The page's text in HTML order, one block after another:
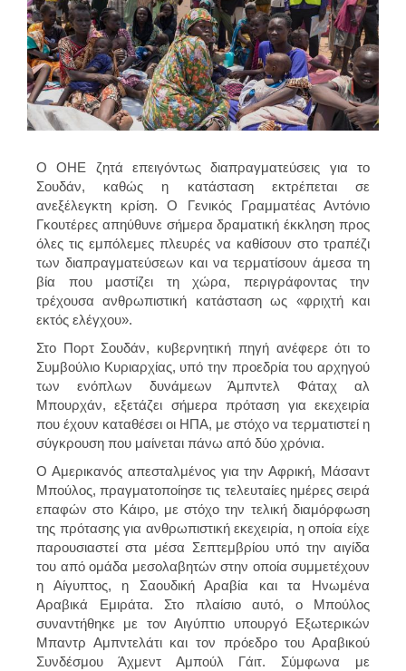
Ο ΟΗΕ ζητά επειγόντως διαπραγματεύσεις για το
Σουδάν, καθώς η κατάσταση εκτρέπεται σε
ανεξέλεγκτη κρίση. Ο Γενικός Γραμματέας Αντόνιο
Γκουτέρες απηύθυνε σήμερα δραματική έκκληση προς
όλες τις εμπόλεμες πλευρές να καθίσουν στο τραπέζι
των διαπραγματεύσεων και να τερματίσουν άμεσα τη
βία που μαστίζει τη χώρα, περιγράφοντας την
τρέχουσα ανθρωπιστική κατάσταση ως «φριχτή και
εκτός ελέγχου».
Στο Πορτ Σουδάν, κυβερνητική πηγή ανέφερε ότι το
Συμβούλιο Κυριαρχίας, υπό την προεδρία του αρχηγού
των ενόπλων δυνάμεων Άμπντελ Φάταχ αλ
Μπουρχάν, εξετάζει σήμερα πρόταση για εκεχειρία
που έχουν καταθέσει οι ΗΠΑ, με στόχο να τερματιστεί η
σύγκρουση που μαίνεται πάνω από δύο χρόνια.
Ο Αμερικανός απεσταλμένος για την Αφρική, Μάσαντ
Μπούλος, πραγματοποίησε τις τελευταίες ημέρες σειρά
επαφών στο Κάιρο, με στόχο την τελική διαμόρφωση
της πρότασης για ανθρωπιστική εκεχειρία, η οποία είχε
παρουσιαστεί στα μέσα Σεπτεμβρίου υπό την αιγίδα
του από ομάδα μεσολαβητών στην οποία συμμετέχουν
η Αίγυπτος, η Σαουδική Αραβία και τα Ηνωμένα
Αραβικά Εμιράτα. Στο πλαίσιο αυτό, ο Μπούλος
συναντήθηκε με τον Αιγύπτιο υπουργό Εξωτερικών
Μπαντρ Αμπντελάτι και τον πρόεδρο του Αραβικού
Συνδέσμου Άχμεντ Αμπούλ Γάιτ. Σύμφωνα με